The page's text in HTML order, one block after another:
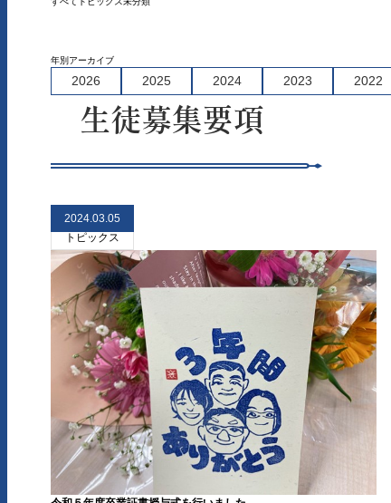
年別アーカイブ
2026 2025 2024 2023 2022
生徒募集要項
トピックス
2024.03.05